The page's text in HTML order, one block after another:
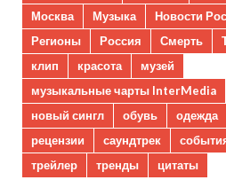
Москва
Музыка Новости
Регионы
Россия Смерть
клип
красота
музей
музыкальные чарты InterMedia
новый сингл
обувь одежда
рецензии
саундтрек
трейлер
тренды цитаты